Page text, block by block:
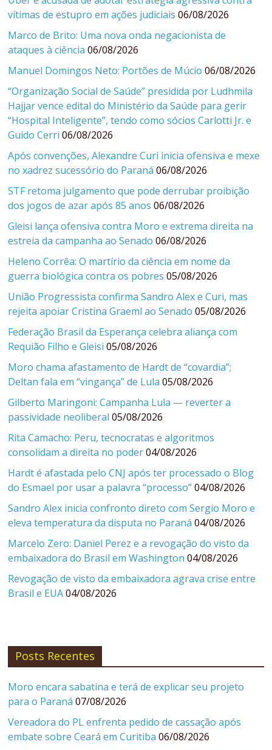
vítimas de estupro em ações judiciais 06/08/2026
Marco de Brito: Uma nova onda negacionista de
ataques à ciência 06/08/2026
Manuel Domingos Neto: Portões de Múcio 06/08/2026
“Organização Social de Saúde” presidida por Ludhmila
Hajjar vence edital do Ministério da Saúde para gerir
“Hospital Inteligente”, tendo como sócios Carlotti Jr. e
Guido Cerri 06/08/2026
Após convenções, Alexandre Curi inicia ofensiva e mexe
no xadrez sucessório do Paraná 06/08/2026
STF retoma julgamento que pode derrubar proibição
dos jogos de azar após 85 anos 06/08/2026
Gleisi lança ofensiva contra Moro e extrema direita na
estreia da campanha ao Senado 06/08/2026
Heleno Corrêa: O martírio da ciência em nome da
guerra biológica contra os pobres 05/08/2026
União Progressista confirma Sandro Alex e Curi, mas
rejeita apoiar Cristina Graeml ao Senado 05/08/2026
Federação Brasil da Esperança celebra aliança com
Requião Filho e Gleisi 05/08/2026
Moro chama afastamento de Hardt de “covardia”;
Deltan fala em “vingança” de Lula 05/08/2026
Gilberto Maringoni: Campanha Lula — reverter a
passividade neoliberal 05/08/2026
Rita Camacho: Peru, tecnocratas e algoritmos
consolidam a direita no poder 04/08/2026
Hardt é afastada pelo CNJ após ter processado o Blog
do Esmael por usar a palavra “processo” 04/08/2026
Sandro Alex inicia confronto direto com Sergio Moro e
eleva temperatura da disputa no Paraná 04/08/2026
Marcelo Zero: Daniel Perez e a revogação do visto da
embaixadora do Brasil em Washington 04/08/2026
Revogação de visto da embaixadora agrava crise entre
Brasil e EUA 04/08/2026
Posts Recentes
Moro encara sabatina e terá de explicar seu projeto
para o Paraná 07/08/2026
Vereadora do PL enfrenta pedido de cassação após
embate sobre Ceará em Curitiba 06/08/2026